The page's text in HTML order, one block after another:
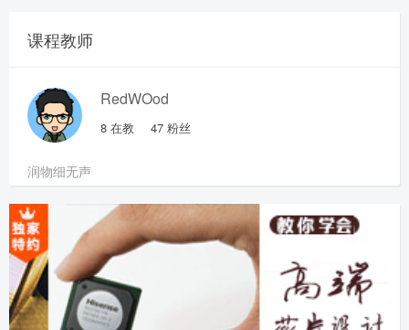
课程教师
RedWOod
8 在教 47 粉丝
润物细无声